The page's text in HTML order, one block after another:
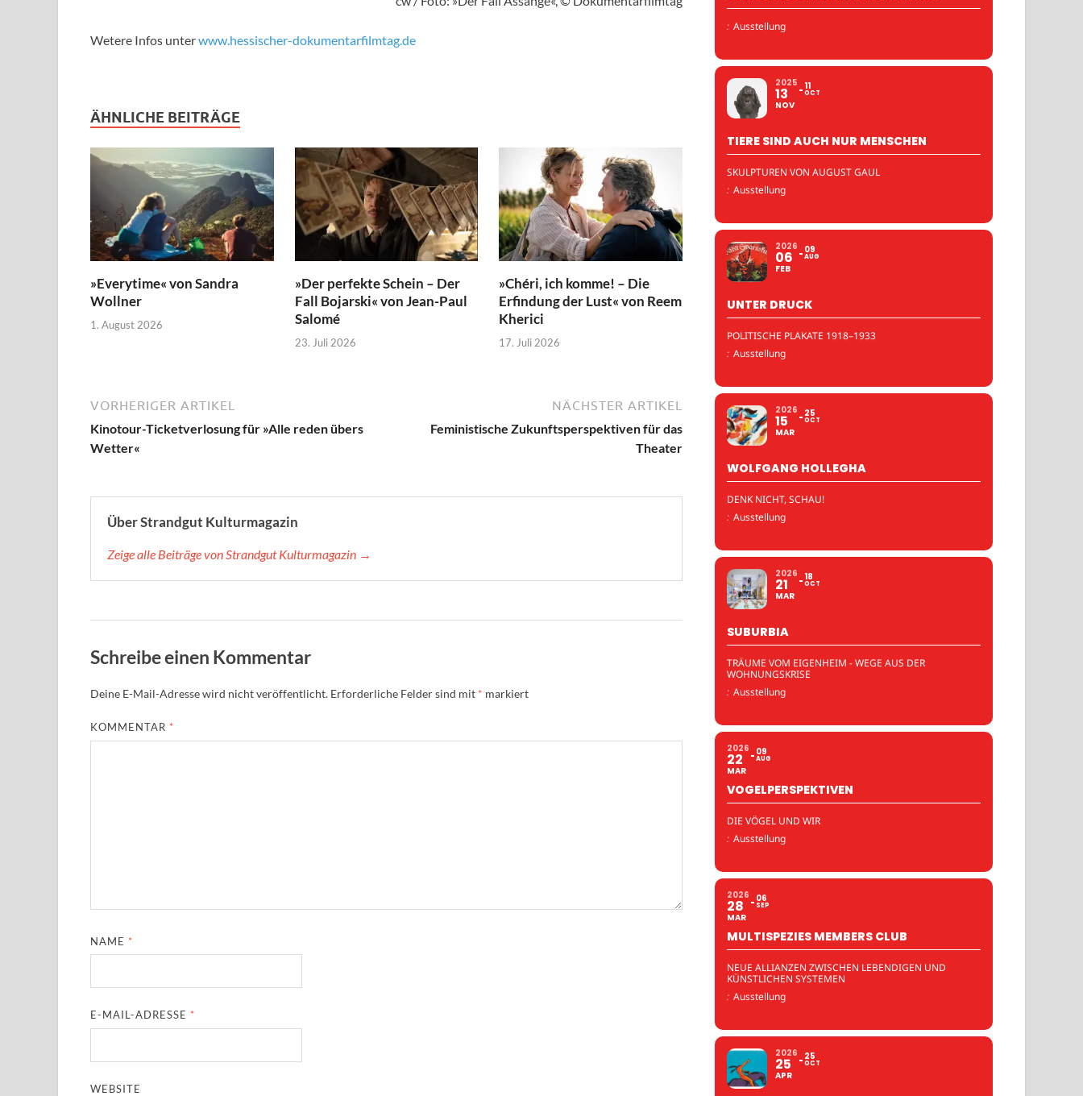
Wetere Infos unterwww.hessischer-dokumentarfilmtag.de
ÄHNLICHE BEITRÄGE
»Everytime« von Sandra
Wollner
1. August 2026
»Der perfekte Schein – Der
Fall Bojarski« von Jean-Paul
Salomé
23. Juli 2026
»Chéri, ich komme! – Die
Erfindung der Lust« von Reem
Kherici
17. Juli 2026
VORHERIGER ARTIKEL
Kinotour-Ticketverlosung für »Alle reden übers
Wetter«
NÄCHSTER ARTIKEL
Feministische Zukunftsperspektiven für das
Theater
Über Strandgut Kulturmagazin
Zeige alle Beiträge von Strandgut Kulturmagazin →
Schreibe einen Kommentar
Deine E-Mail-Adresse wird nicht veröffentlicht. Erforderliche Felder sind mit * markiert
KOMMENTAR *
NAME *
E-MAIL-ADRESSE *
WEBSITE
: Ausstellung
2025
13
NOV
11
OCT
TIERE SIND AUCH NUR MENSCHEN
SKULPTUREN VON AUGUST GAUL
: Ausstellung
2026
06
FEB
09
AUG
UNTER DRUCK
POLITISCHE PLAKATE 1918–1933
: Ausstellung
2026
15
MAR
25
OCT
WOLFGANG HOLLEGHA
DENK NICHT, SCHAU!
: Ausstellung
2026
21
MAR
18
OCT
SUBURBIA
TRÄUME VOM EIGENHEIM - WEGE AUS DER
WOHNUNGSKRISE
: Ausstellung
2026
22
MAR
09
AUG
VOGELPERSPEKTIVEN
DIE VÖGEL UND WIR
: Ausstellung
2026
28
MAR
06
SEP
MULTISPEZIES MEMBERS CLUB
NEUE ALLIANZEN ZWISCHEN LEBENDIGEN UND
KÜNSTLICHEN SYSTEMEN
: Ausstellung
2026
25
APR
25
OCT